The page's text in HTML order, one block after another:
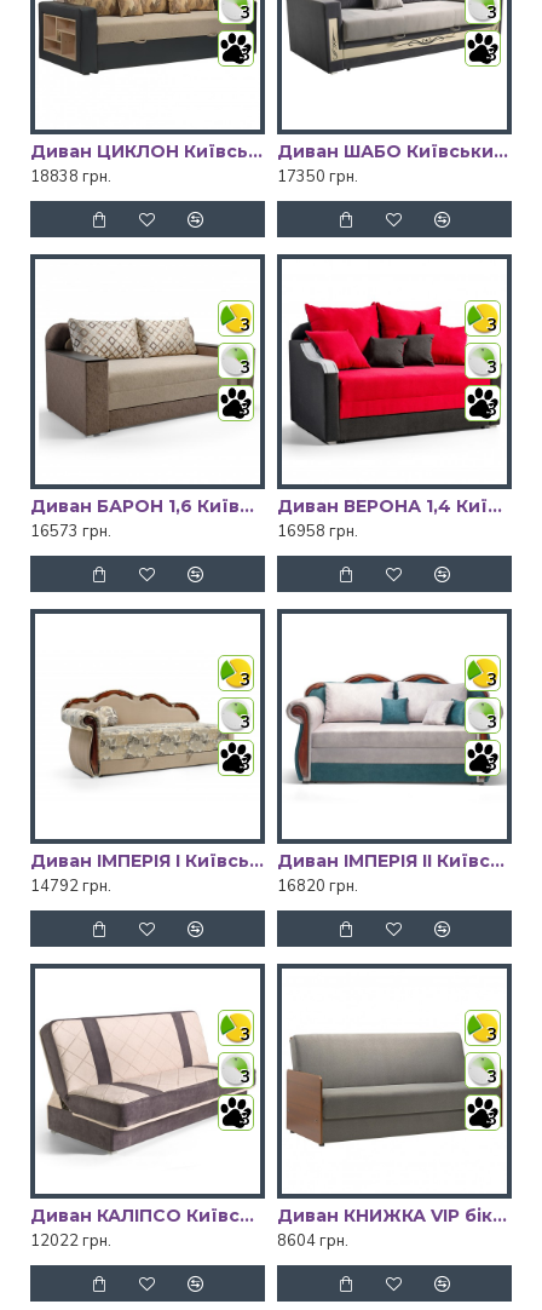
3
3
Диван ЦИКЛОН Київський Стандарт
18838 грн.
3
3
Диван ШАБО Київський Стандарт
17350 грн.
3
3
3
Диван БАРОН 1,6 Київський Стандарт
16573 грн.
3
3
3
Диван ВЕРОНА 1,4 Київський Стандарт
16958 грн.
3
3
3
Диван ІМПЕРІЯ І Київський Стандарт
14792 грн.
3
3
3
Диван ІМПЕРІЯ ІІ Київський Стандарт
16820 грн.
3
3
3
Диван КАЛІПСО Київський Стандарт
12022 грн.
3
3
3
Диван КНИЖКА VIP бік ДСП Київський Стандарт
8604 грн.